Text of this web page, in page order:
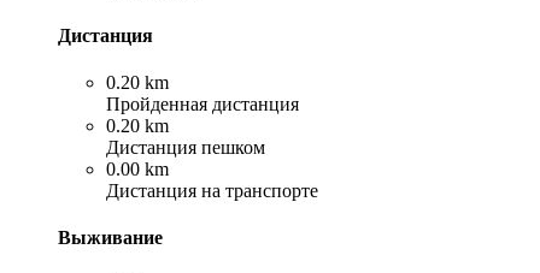
Дистанция
0.20 km
Пройденная дистанция
0.20 km
Дистанция пешком
0.00 km
Дистанция на транспорте
Выживание